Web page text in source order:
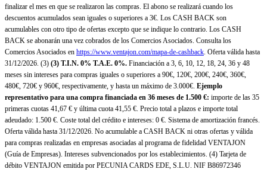
finalizar el mes en que se realizaron las compras. El abono se realizará cuando los
descuentos acumulados sean iguales o superiores a 3€. Los CASH BACK son
acumulables con otro tipo de ofertas excepto que se indique lo contrario. Los CASH
BACK se abonarán una vez cobrados de los Comercios Asociados. Consulta los
Comercios Asociados en https://www.ventajon.com/mapa-de-cashback. Oferta válida hasta
31/12/2026. (3) (3) T.I.N. 0% T.A.E. 0%. Financiación a 3, 6, 10, 12, 18, 24, 36 y 48
meses sin intereses para compras iguales o superiores a 90€, 120€, 200€, 240€, 360€,
480€, 720€ y 960€, respectivamente, y hasta un máximo de 3.000€. Ejemplo
representativo para una compra financiada en 36 meses de 1.500 €: importe de las 35
primeras cuotas 41,67 € y última cuota 41,55 €. Precio total a plazos e importe total
adeudado: 1.500 €. Coste total del crédito e intereses: 0 €. Sistema de amortización francés.
Oferta válida hasta 31/12/2026. No acumulable a CASH BACK ni otras ofertas y válida
para compras realizadas en empresas asociadas al programa de fidelidad VENTAJON
(Guía de Empresas). Intereses subvencionados por los establecimientos. (4) Tarjeta de
débito VENTAJON emitida por PECUNIA CARDS EDE, S.L.U. NIF B86972346